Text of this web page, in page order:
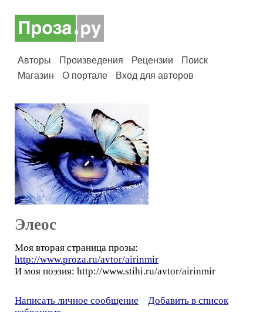
Авторы Произведения Рецензии
Поиск
Магазин
О портале Вход для авторов
Элеос
Моя вторая страница прозы:
http://www.proza.ru/avtor/airinmir
И моя поэзия: http://www.stihi.ru/avtor/airinmir
Написать личное сообщение
Добавить в список